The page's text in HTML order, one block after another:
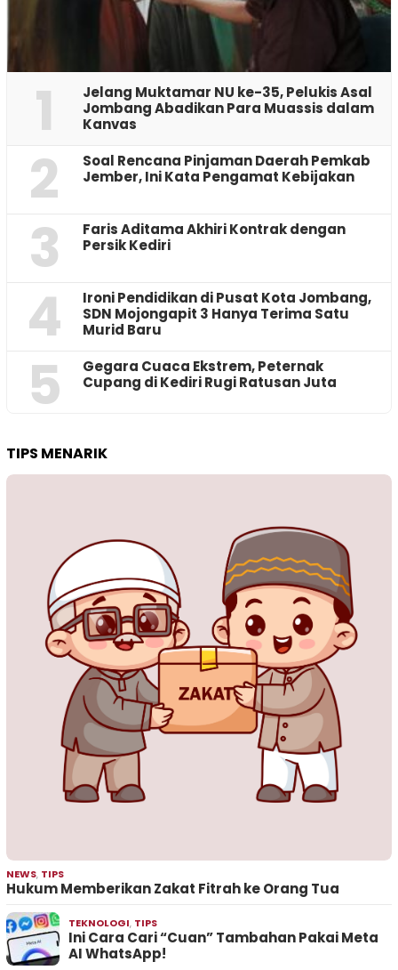
1
Jelang Muktamar NU ke-35, Pelukis Asal
Jombang Abadikan Para Muassis dalam
Kanvas
2
‎Soal Rencana Pinjaman Daerah Pemkab
Jember, Ini Kata Pengamat Kebijakan ‎
3
Faris Aditama Akhiri Kontrak dengan
Persik Kediri
4
Ironi Pendidikan di Pusat Kota Jombang,
SDN Mojongapit 3 Hanya Terima Satu
Murid Baru
5
‎Gegara Cuaca Ekstrem, Peternak
Cupang di Kediri Rugi Ratusan Juta
TIPS MENARIK
NEWS, TIPS
Hukum Memberikan Zakat Fitrah ke Orang Tua
TEKNOLOGI, TIPS
Ini Cara Cari “Cuan” Tambahan Pakai Meta
AI WhatsApp!